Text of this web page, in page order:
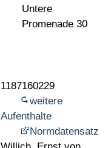
Untere
Promenade 30
1187160229
weitere
Aufenthalte
Normdatensatz